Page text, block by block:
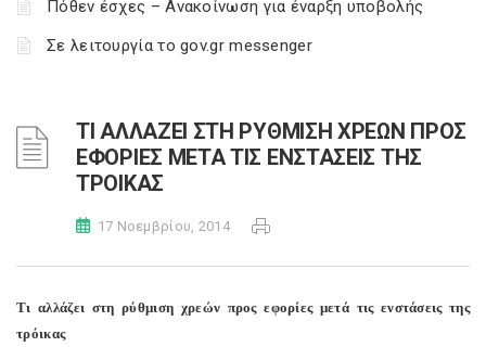
Πόθεν έσχες – Ανακοίνωση για έναρξη υποβολής
Σε λειτουργία το gov.gr messenger
ΤΙ ΑΛΛΑΖΕΙ ΣΤΗ ΡΥΘΜΙΣΗ ΧΡΕΩΝ ΠΡΟΣ
ΕΦΟΡΙΕΣ ΜΕΤΑ ΤΙΣ ΕΝΣΤΑΣΕΙΣ ΤΗΣ
ΤΡΟΙΚΑΣ
17 Νοεμβρίου, 2014
Τι αλλάζει στη ρύθμιση χρεών προς εφορίες μετά τις ενστάσεις της
τρόικας